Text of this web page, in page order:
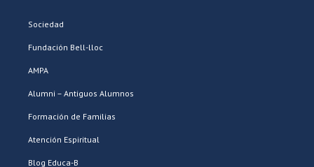
Sociedad
Fundación Bell-lloc
AMPA
Alumni – Antiguos Alumnos
Formación de Familias
Atención Espiritual
Blog Educa-B